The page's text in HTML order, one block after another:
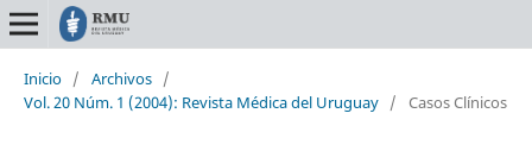
Inicio / Archivos /
Vol. 20 Núm. 1 (2004): Revista Médica del Uruguay / Casos Clínicos